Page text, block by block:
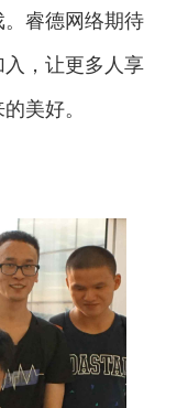
睿德网络期待
，让更多人享
美好。